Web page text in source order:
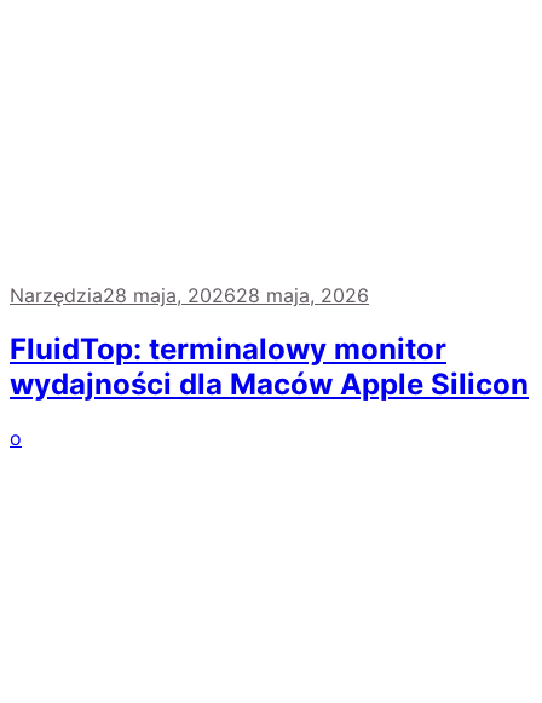
Narzędzia28 maja, 202628 maja, 2026
FluidTop: terminalowy monitor
wydajności dla Maców Apple Silicon
o